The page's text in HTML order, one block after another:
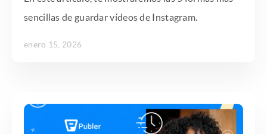
sencillas de guardar vídeos de Instagram.
enero 15, 2026